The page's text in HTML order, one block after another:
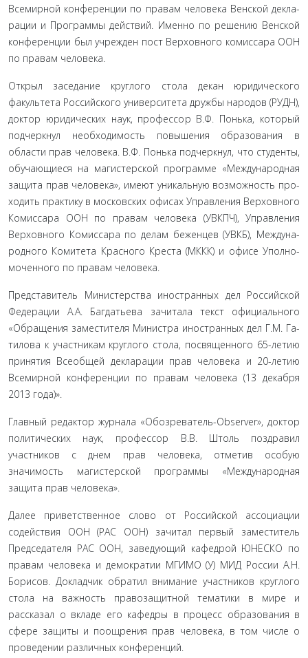
Всемирной конференции по правам человека Венской декла­
рации и Программы действий. Именно по решению Венской
конференции был учрежден пост Верховного комиссара ООН
по правам человека.
Открыл заседание круглого стола декан юридическо­го
факультета Российского университета дружбы народов (РУДН),
доктор юридических наук, профессор В.Ф. Понька, ко­торый
подчеркнул необходимость повышения образования в
области прав человека. В.Ф. Понька подчеркнул, что студенты,
обучающиеся на магистерской программе «Международная
защита прав человека», имеют уникальную возможность про­
ходить практику в московских офисах Управления Верховного
Комиссара ООН по правам человека (УВКПЧ), Управления
Верховного Комиссара по делам беженцев (УВКБ), Междуна­
родного Комитета Красного Креста (МККК) и офисе Уполно­
моченного по правам человека.
Представитель Министерства иностранных дел Россий­ской
Федерации А.А. Багдатьева зачитала текст официального
«Обращения заместителя Министра иностранных дел Г.М. Га-
тилова к участникам круглого стола, посвященного 65-летию
принятия Всеобщей декларации прав человека и 20-летию
Всемирной конференции по правам человека (13 декабря
2013 года)».
Главный редактор журнала «Обозреватель-Observer», доктор
политических наук, профессор В.В. Штоль поздравил
участников с днем прав человека, отметив особую
значимость магистерской программы «Международная
защита прав че­ловека».
Далее приветственное слово от Российской ассоциации
содействия ООН (РАС ООН) зачитал первый заместитель
Председателя РАС ООН, заведующий кафедрой ЮНЕСКО по
правам человека и демократии МГИМО (У) МИД России А.Н.
Борисов. Докладчик обратил внимание участников кру­глого
стола на важность правозащитной тематики в мире и
рассказал о вкладе его кафедры в процесс образования в
сфере защиты и поощрения прав человека, в том числе о
проведе­нии различных конференций.